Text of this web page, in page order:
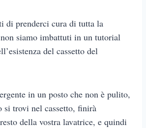
di prenderci cura di tutta la
siamo imbattuti in un tutorial
del cassetto del
in un posto che non è pulito,
si trovi nel cassetto, finirà
della vostra lavatrice, e quindi